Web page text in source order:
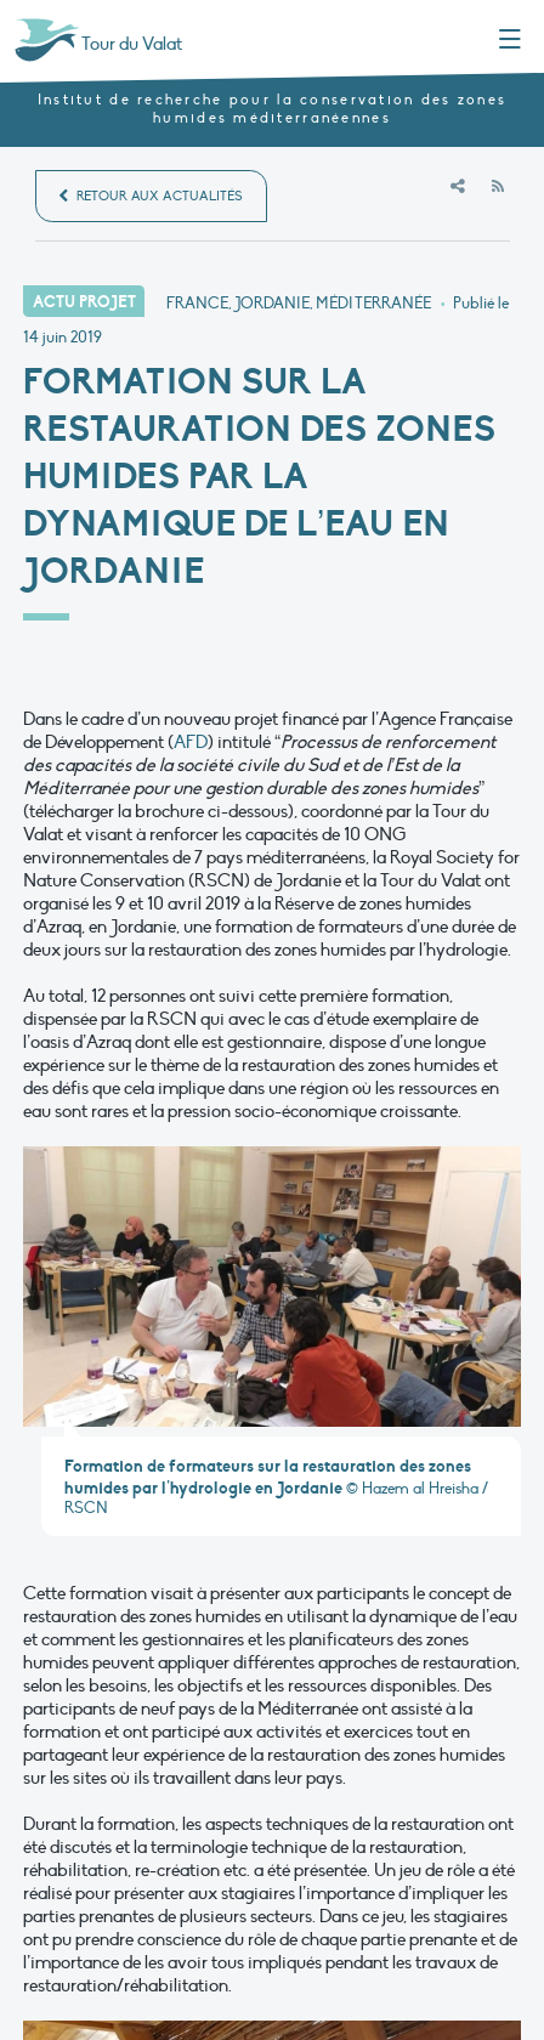
Tour du Valat
Institut de recherche pour la conservation des zones
humides méditerranéennes
RETOUR AUX ACTUALITÉS
ACTU PROJET FRANCE, JORDANIE, MÉDITERRANÉE • Publié le
14 juin 2019
FORMATION SUR LA
RESTAURATION DES ZONES
HUMIDES PAR LA
DYNAMIQUE DE L’EAU EN
JORDANIE
Dans le cadre d’un nouveau projet financé par l’Agence Française
de Développement (AFD) intitulé “Processus de renforcement
des capacités de la société civile du Sud et de l’Est de la
Méditerranée pour une gestion durable des zones humides”
(télécharger la brochure ci-dessous), coordonné par la Tour du
Valat et visant à renforcer les capacités de 10 ONG
environnementales de 7 pays méditerranéens, la Royal Society for
Nature Conservation (RSCN) de Jordanie et la Tour du Valat ont
organisé les 9 et 10 avril 2019 à la Réserve de zones humides
d’Azraq, en Jordanie, une formation de formateurs d’une durée de
deux jours sur la restauration des zones humides par l’hydrologie.
Au total, 12 personnes ont suivi cette première formation,
dispensée par la RSCN qui avec le cas d’étude exemplaire de
l’oasis d’Azraq dont elle est gestionnaire, dispose d’une longue
expérience sur le thème de la restauration des zones humides et
des défis que cela implique dans une région où les ressources en
eau sont rares et la pression socio-économique croissante.
Formation de formateurs sur la restauration des zones
humides par l’hydrologie en Jordanie© Hazem al Hreisha /
RSCN
Cette formation visait à présenter aux participants le concept de
restauration des zones humides en utilisant la dynamique de l’eau
et comment les gestionnaires et les planificateurs des zones
humides peuvent appliquer différentes approches de restauration,
selon les besoins, les objectifs et les ressources disponibles. Des
participants de neuf pays de la Méditerranée ont assisté à la
formation et ont participé aux activités et exercices tout en
partageant leur expérience de la restauration des zones humides
sur les sites où ils travaillent dans leur pays.
Durant la formation, les aspects techniques de la restauration ont
été discutés et la terminologie technique de la restauration,
réhabilitation, re-création etc. a été présentée. Un jeu de rôle a été
réalisé pour présenter aux stagiaires l’importance d’impliquer les
parties prenantes de plusieurs secteurs. Dans ce jeu, les stagiaires
ont pu prendre conscience du rôle de chaque partie prenante et de
l’importance de les avoir tous impliqués pendant les travaux de
restauration/réhabilitation.